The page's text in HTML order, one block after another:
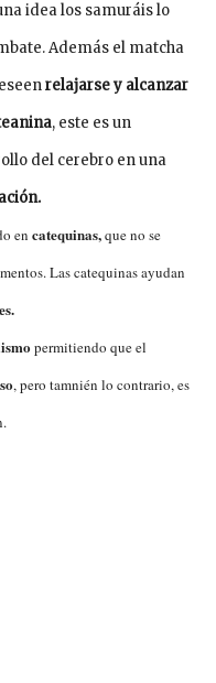
idea los samuráis lo
Además el matcha
relajarse y alcanzar
, este es un
del cerebro en una
en catequinas,que no se
Las catequinas ayudan
permitiendo que el
, pero tamnién lo contrario, es